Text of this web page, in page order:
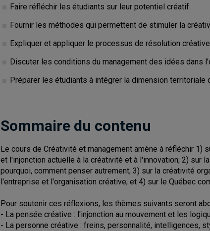
Faire réfléchir les étudiants sur leur potentiel créatif
Fournir les méthodes qui permettent de stimuler la
Expliquer et appliquer le processus de résolution
Discuter les conditions du management des idées dans
Préparer les étudiants à intégrer la dimension territoriale
Sommaire du contenu
Le cours de Créativité et management amène à réfléchir 1)
et l'injonction actuelle à la créativité et à l'innovation; 2) sur
pourquoi, comment penser autrement; 3) sur la créativité
l'entreprise et l'organisation créative; et 4) sur le Québec
Pour soutenir ces réflexions, les thèmes suivants seront
- La pensée créative : l'injonction au mouvement et les
- La personne créative : freins, personnalité, intelligences,